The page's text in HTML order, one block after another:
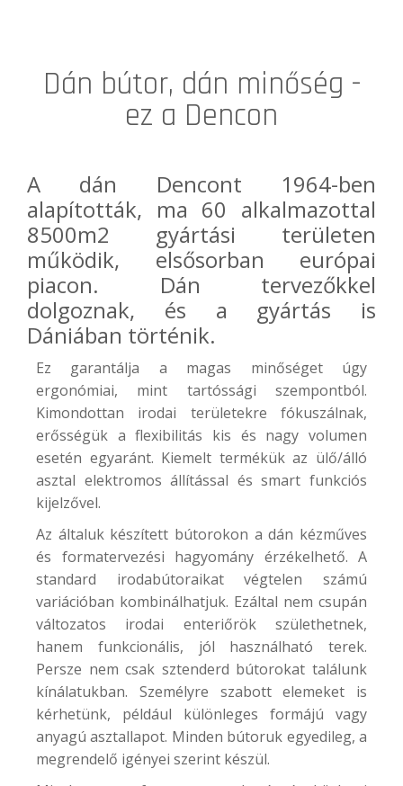
Dán bútor, dán minőség -
ez a Dencon
A dán Dencont 1964-ben
alapították, ma 60 alkalmazottal
8500m2 gyártási területen
működik, elsősorban európai
piacon. Dán tervezőkkel
dolgoznak, és a gyártás is
Dániában történik.
Ez garantálja a magas minőséget úgy
ergonómiai, mint tartóssági szempontból.
Kimondottan irodai területekre fókuszálnak,
erősségük a flexibilitás kis és nagy volumen
esetén egyaránt. Kiemelt termékük az ülő/álló
asztal elektromos állítással és smart funkciós
kijelzővel.
Az általuk készített bútorokon a dán kézműves
és formatervezési hagyomány érzékelhető. A
standard irodabútoraikat végtelen számú
variációban kombinálhatjuk. Ezáltal nem csupán
változatos irodai enteriőrök születhetnek,
hanem funkcionális, jól használható terek.
Persze nem csak sztenderd bútorokat találunk
kínálatukban. Személyre szabott elemeket is
kérhetünk, például különleges formájú vagy
anyagú asztallapot. Minden bútoruk egyedileg, a
megrendelő igényei szerint készül.